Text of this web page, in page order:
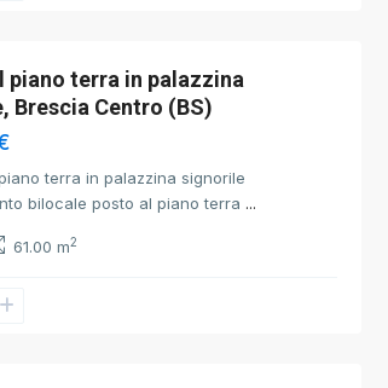
piano terra in palazzina
Brescia Centro (BS)
terra in palazzina signorile
bilocale posto al piano terra ...
61.00 m2